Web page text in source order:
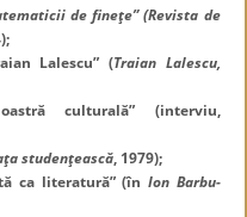
de fineţe” (Revista de
Lalescu” (Traian Lalescu,
culturală” (interviu,
studenţească, 1979);
ca literatură” (în Ion Barbu-